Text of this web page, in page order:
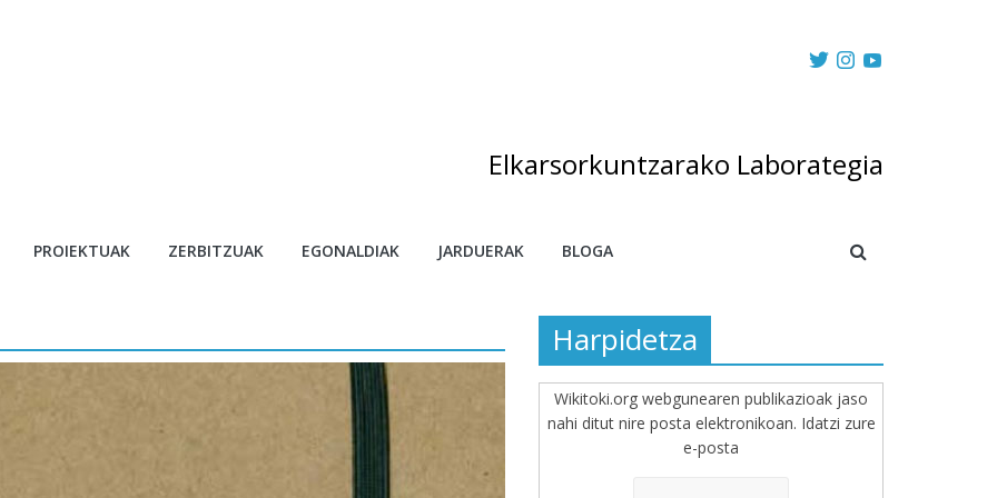
Elkarsorkuntzarako Laborategia
PROIEKTUAK ZERBITZUAK EGONALDIAK JARDUERAK BLOGA
Harpidetza
Wikitoki.org webgunearen publikazioak jaso
nahi ditut nire posta elektronikoan. Idatzi zure
e-posta